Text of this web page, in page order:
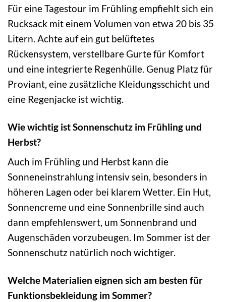
Für eine Tagestour im Frühling empfiehlt sich ein
Rucksack mit einem Volumen von etwa 20 bis 35
Litern. Achte auf ein gut belüftetes
Rückensystem, verstellbare Gurte für Komfort
und eine integrierte Regenhülle. Genug Platz für
Proviant, eine zusätzliche Kleidungsschicht und
eine Regenjacke ist wichtig.
Wie wichtig ist Sonnenschutz im Frühling und
Herbst?
Auch im Frühling und Herbst kann die
Sonneneinstrahlung intensiv sein, besonders in
höheren Lagen oder bei klarem Wetter. Ein Hut,
Sonnencreme und eine Sonnenbrille sind auch
dann empfehlenswert, um Sonnenbrand und
Augenschäden vorzubeugen. Im Sommer ist der
Sonnenschutz natürlich noch wichtiger.
Welche Materialien eignen sich am besten für
Funktionsbekleidung im Sommer?